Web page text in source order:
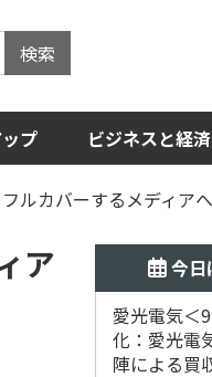
検索
プ ビジネスと経済
ルカバーするメディアへ
ア
今日
愛光電気＜
化：愛光電
陣による買